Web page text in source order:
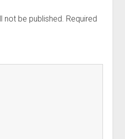
not be published. Required